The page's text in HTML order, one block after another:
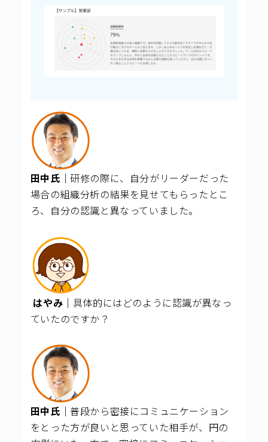
田中氏｜研修の際に、自分がリーダーだった
場合の組織分析の結果を見せてもらったとこ
ろ、自分の認識と異なっていました。
はやみ｜ 具体的にはどのように認識が異なっ
ていたのですか？
田中氏｜ 普段から密接にコミュニケーション
をとった方が良いと思っていた相手が、円の